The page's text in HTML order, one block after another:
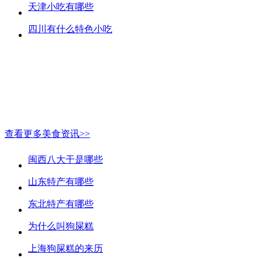
天津小吃有哪些
四川有什么特色小吃
查看更多美食资讯>>
闽西八大干是哪些
山东特产有哪些
东北特产有哪些
为什么叫狗屎糕
上海狗屎糕的来历